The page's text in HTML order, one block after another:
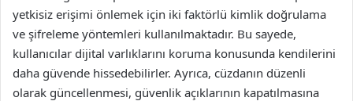
yetkisiz erişimi önlemek için iki faktörlü kimlik doğrulama
ve şifreleme yöntemleri kullanılmaktadır. Bu sayede,
kullanıcılar dijital varlıklarını koruma konusunda kendilerini
daha güvende hissedebilirler. Ayrıca, cüzdanın düzenli
olarak güncellenmesi, güvenlik açıklarının kapatılmasına